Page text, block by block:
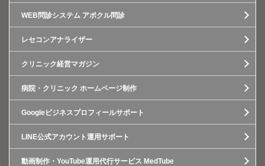
WEB問診システム アポクル問診
レセコンアナライザー
クリニック経営マガジン
病院・クリニック ホームページ制作
Googleビジネスプロフィールサポート
LINE公式アカウント運用サポート
動画制作・YouTube運用代行サービス MedTube